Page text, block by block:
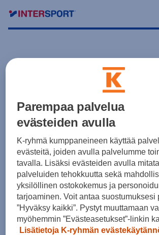
Parempaa palvelua
evästeiden avulla
K-ryhmä kumppaneineen käyttää
evästeitä, joiden avulla palvelumme
tavalla. Lisäksi evästeiden avulla
palveluiden tehokkuutta sekä
yksilöllinen ostokokemus ja
tarjoaminen. Voit antaa suostumuksesi
”Hyväksy kaikki”. Pystyt muuttamaan
myöhemmin ”Evästeasetukset”-linkin
Lisätietoja K-ryhmän